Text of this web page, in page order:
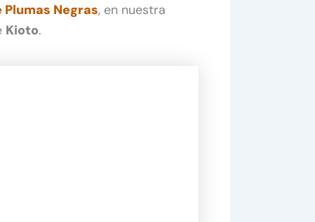
Negras, en nuestra
Kioto.